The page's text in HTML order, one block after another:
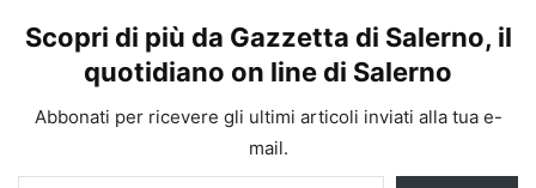
Scopri di più da Gazzetta di Salerno, il
quotidiano on line di Salerno
Abbonati per ricevere gli ultimi articoli inviati alla tua e-
mail.
Digita la tua e-mail...